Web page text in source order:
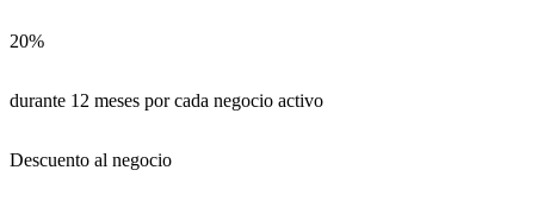
20%
durante 12 meses por cada negocio activo
Descuento al negocio